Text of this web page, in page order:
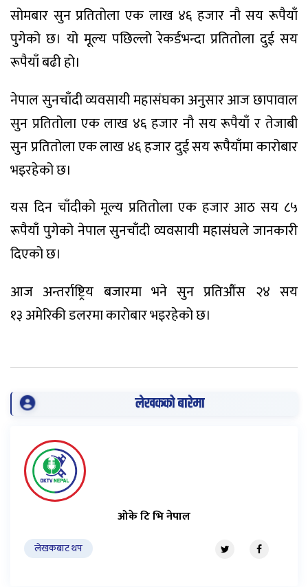
सोमबार सुन प्रतितोला एक लाख ४६ हजार नौ सय रूपैयाँ
पुगेको छ। यो मूल्य पछिल्लो रेकर्डभन्दा प्रतितोला दुई सय
रूपैयाँ बढी हो।
नेपाल सुनचाँदी व्यवसायी महासंघका अनुसार आज छापावाल
सुन प्रतितोला एक लाख ४६ हजार नौ सय रूपैयाँ र तेजाबी
सुन प्रतितोला एक लाख ४६ हजार दुई सय रूपैयाँमा कारोबार
भइरहेको छ।
यस दिन चाँदीको मूल्य प्रतितोला एक हजार आठ सय ८५
रूपैयाँ पुगेको नेपाल सुनचाँदी व्यवसायी महासंघले जानकारी
दिएको छ।
आज अन्तर्राष्ट्रिय बजारमा भने सुन प्रतिऔंस २४ सय
१३ अमेरिकी डलरमा कारोबार भइरहेको छ।
लेखकको बारेमा
ओके टि भि नेपाल
लेखकबाट थप